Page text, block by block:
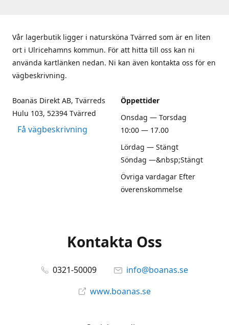
Vår lagerbutik ligger i natursköna Tvärred som är en liten
ort i Ulricehamns kommun. För att hitta till oss kan ni
använda kartlänken nedan. Ni kan även kontakta oss för en
vägbeskrivning.
Boanäs Direkt AB, Tvärreds
Hulu 103, 52394 Tvärred
Få vägbeskrivning
Öppettider
Onsdag — Torsdag
10:00 — 17.00
Lördag — Stängt
Söndag —&nbsp;Stängt
Övriga vardagar Efter
överenskommelse
Kontakta Oss
0321-50009
info@boanas.se
www.boanas.se